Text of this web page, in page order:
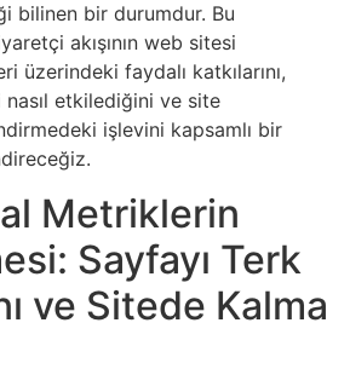
bilinen bir durumdur. Bu
akışının web sitesi
üzerindeki faydalı katkılarını,
etkilediğini ve site
işlevini kapsamlı bir
Metriklerin
Sayfayı Terk
ve Sitede Kalma